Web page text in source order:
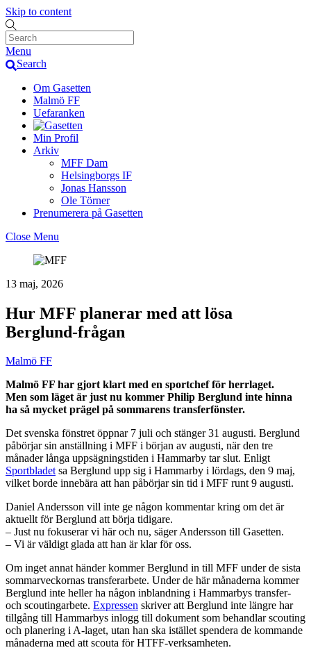
Skip to content
Menu
Search
Om Gasetten
Malmö FF
Uefaranken
Min Profil
Arkiv
MFF Dam
Helsingborgs IF
Jonas Hansson
Ole Törner
Prenumerera på Gasetten
Close Menu
13 maj, 2026
Hur MFF planerar med att lösa
Berglund-frågan
Malmö FF
Malmö FF har gjort klart med en sportchef för herrlaget.
Men som läget är just nu kommer Philip Berglund inte hinna
ha så mycket prägel på sommarens transferfönster.
Det svenska fönstret öppnar 7 juli och stänger 31 augusti. Berglund
påbörjar sin anställning i MFF i början av augusti, när den tre
månader långa uppsägningstiden i Hammarby tar slut. Enligt
Sportbladetsa Berglund upp sig i Hammarby i lördags, den 9 maj,
vilket borde innebära att han påbörjar sin tid i MFF runt 9 augusti.
Daniel Andersson vill inte ge någon kommentar kring om det är
aktuellt för Berglund att börja tidigare.
– Just nu fokuserar vi här och nu, säger Andersson till Gasetten.
– Vi är väldigt glada att han är klar för oss.
Om inget annat händer kommer Berglund in till MFF under de sista
sommarveckornas transferarbete. Under de här månaderna kommer
Berglund inte heller ha någon inblandning i Hammarbys transfer-
och scoutingarbete. Expressen skriver att Berglund inte längre har
tillgång till Hammarbys inlogg till dokument som behandlar scouting
och planering i A-laget, utan han ska istället spendera de kommande
månaderna med att scouta för HTFF-verksamheten.